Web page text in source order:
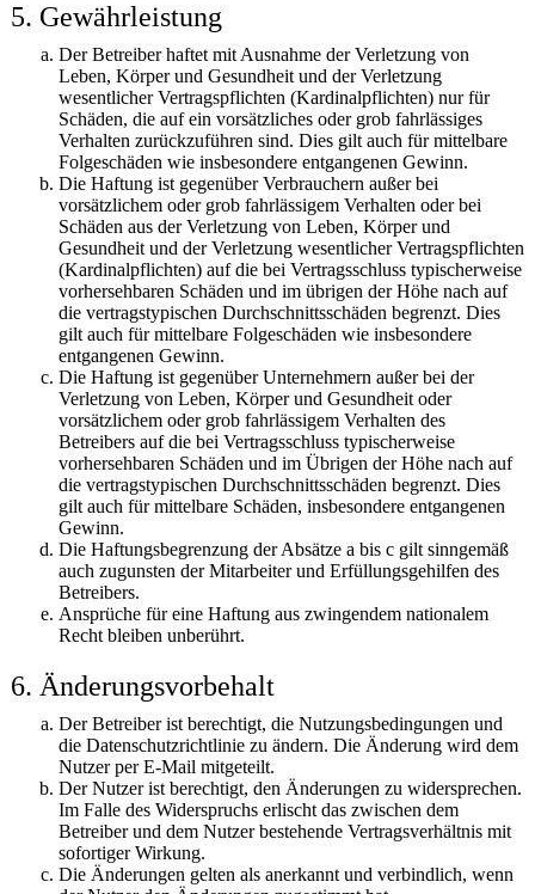
5. Gewährleistung
Der Betreiber haftet mit Ausnahme der Verletzung von
Leben, Körper und Gesundheit und der Verletzung
wesentlicher Vertragspflichten (Kardinalpflichten) nur für
Schäden, die auf ein vorsätzliches oder grob fahrlässiges
Verhalten zurückzuführen sind. Dies gilt auch für mittelbare
Folgeschäden wie insbesondere entgangenen Gewinn.
Die Haftung ist gegenüber Verbrauchern außer bei
vorsätzlichem oder grob fahrlässigem Verhalten oder bei
Schäden aus der Verletzung von Leben, Körper und
Gesundheit und der Verletzung wesentlicher Vertragspflichten
(Kardinalpflichten) auf die bei Vertragsschluss typischerweise
vorhersehbaren Schäden und im übrigen der Höhe nach auf
die vertragstypischen Durchschnittsschäden begrenzt. Dies
gilt auch für mittelbare Folgeschäden wie insbesondere
entgangenen Gewinn.
Die Haftung ist gegenüber Unternehmern außer bei der
Verletzung von Leben, Körper und Gesundheit oder
vorsätzlichem oder grob fahrlässigem Verhalten des
Betreibers auf die bei Vertragsschluss typischerweise
vorhersehbaren Schäden und im Übrigen der Höhe nach auf
die vertragstypischen Durchschnittsschäden begrenzt. Dies
gilt auch für mittelbare Schäden, insbesondere entgangenen
Gewinn.
Die Haftungsbegrenzung der Absätze a bis c gilt sinngemäß
auch zugunsten der Mitarbeiter und Erfüllungsgehilfen des
Betreibers.
Ansprüche für eine Haftung aus zwingendem nationalem
Recht bleiben unberührt.
6. Änderungsvorbehalt
Der Betreiber ist berechtigt, die Nutzungsbedingungen und
die Datenschutzrichtlinie zu ändern. Die Änderung wird dem
Nutzer per E-Mail mitgeteilt.
Der Nutzer ist berechtigt, den Änderungen zu widersprechen.
Im Falle des Widerspruchs erlischt das zwischen dem
Betreiber und dem Nutzer bestehende Vertragsverhältnis mit
sofortiger Wirkung.
Die Änderungen gelten als anerkannt und verbindlich, wenn